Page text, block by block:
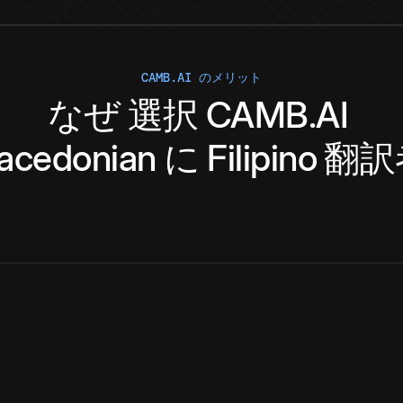
CAMB.AI のメリット
なぜ選択 CAMB.AI
に Filipino翻